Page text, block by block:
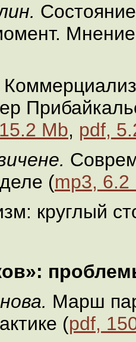
Mb, pdf,
(mp3, 6.2
круглый
Марш
(pdf,